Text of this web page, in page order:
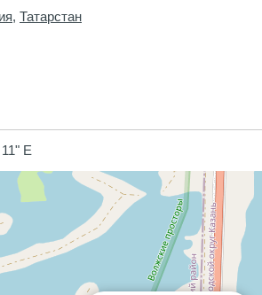
, Татарстан
E